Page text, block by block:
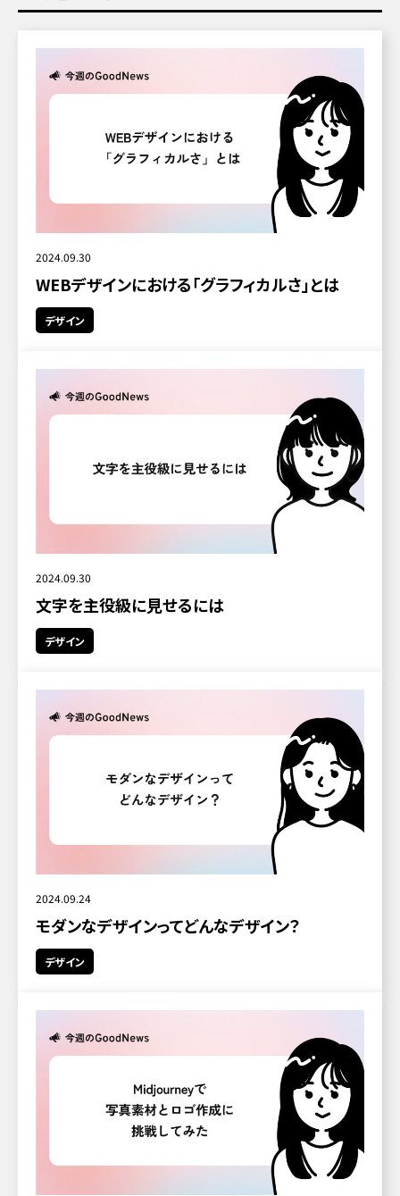
2024.09.30
WEBデザインにおける「グラフィカルさ」とは
デザイン
2024.09.30
文字を主役級に見せるには
デザイン
2024.09.24
モダンなデザインってどんなデザイン？
デザイン